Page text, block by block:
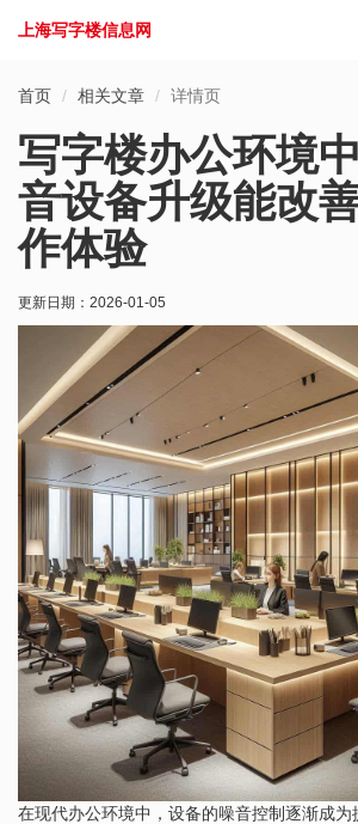
上海写字楼信息网
首页 相关文章 详情页
写字楼办公环境
音设备升级能改
作体验
更新日期： 2026-01-05
在现代办公环境中，设备的噪音控制逐渐成为